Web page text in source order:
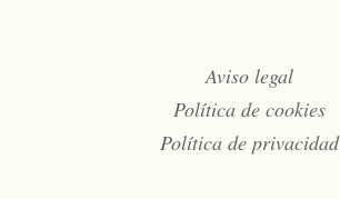
Aviso legal
Política de cookies
Política de privacidad